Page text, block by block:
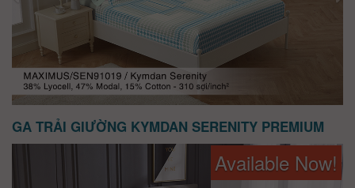
GA TRẢI GIƯỜNG KYMDAN SERENITY PREMIUM
Available Now!